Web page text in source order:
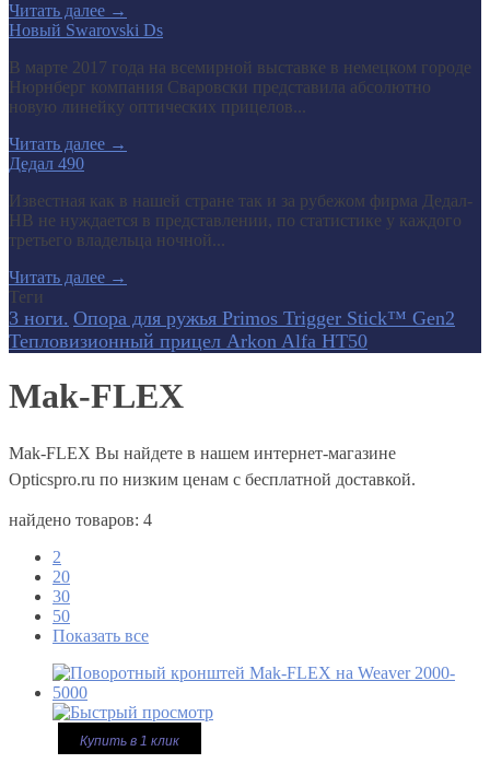
Читать далее →
Новый Swarovski Ds
В марте 2017 года на всемирной выставке в немецком городе
Нюрнберг компания Сваровски представила абсолютно
новую линейку оптических прицелов...
Читать далее →
Дедал 490
Известная как в нашей стране так и за рубежом фирма Дедал-
НВ не нуждается в представлении, по статистике у каждого
третьего владельца ночной...
Читать далее →
Теги
3 ноги. Опора для ружья Primos Trigger Stick™ Gen2
Тепловизионный прицел Arkon Alfa HT50
Mak-FLEX
Mak-FLEX Вы найдете в нашем интернет-магазине
Opticspro.ru по низким ценам с бесплатной доставкой.
найдено товаров: 4
2
20
30
50
Показать все
Купить в 1 клик